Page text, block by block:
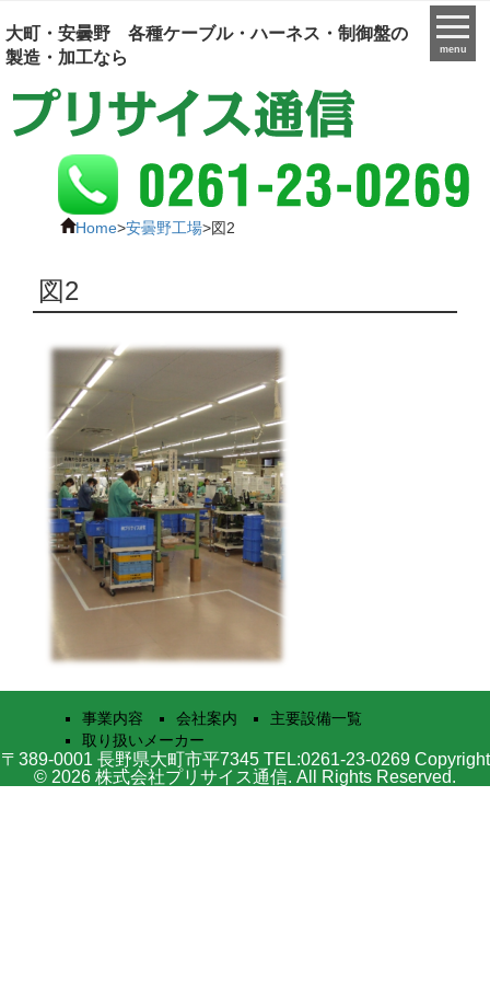
menu
大町・安曇野 各種ケーブル・ハーネス・制御盤の
製造・加工なら
Home>安曇野工場>図2
図2
事業内容 会社案内
主要設備一覧
取り扱いメーカー
〒389-0001 長野県大町市平7345 TEL:0261-23-0269 Copyright
© 2026 株式会社プリサイス通信. All Rights Reserved.